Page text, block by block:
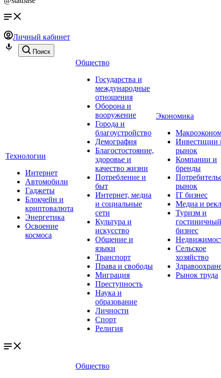
Личный кабинет
Поиск
Технологии
Интернет
Автомобили
Гаджеты
Блокчейн и
криптовалюта
Энергетика
Освоение
космоса
Общество
Государства и
международные
отношения
Оборона и
вооружение
Города и
благоустройство
Демография
Благостостояние,
здоровье и
качество жизни
Потребление и
быт
Интернет, медиа
и социальные
сети
Культура и
искусство
Общение и
языки
Транспорт
Права и свободы
Миграция
Преступность
Наука и
образование
Личности
Спорт
Религия
Экономика
Инвестиции
рынок
Компании и
бренды
рынок
IT бизнес
Медиа и
Туризм и
гостиничный
бизнес
Сельское
хозяйство
Рынок труда
Общество